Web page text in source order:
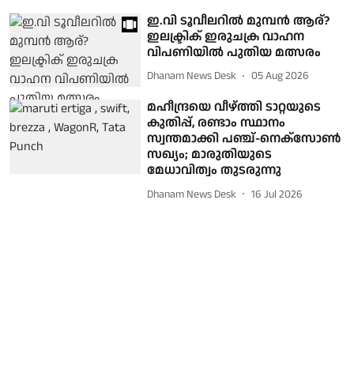
ഇ.വി ടൂവീലറില്‍ മുമ്പന്‍ ആര്?
ഇലക്ട്രിക് ഇരുചക്ര വാഹന
വിപണിയില്‍ പുതിയ മത്സരം
Dhanam News Desk 05 Aug 2026
മഹീന്ദ്രയെ വീഴ്ത്തി ടാറ്റയുടെ
കുതിപ്പ്, രണ്ടാം സ്ഥാനം
സ്വന്തമാക്കി പഞ്ച്-നെക്‌സോൺ
സഖ്യം; മാരുതിയുടെ
മേധാവിത്വം തുടരുന്നു
Dhanam News Desk 16 Jul 2026